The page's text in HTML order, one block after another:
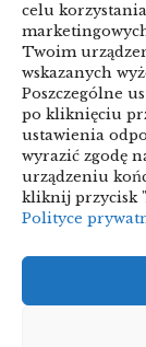
celu
Twoim
wskazanych
Poszczególne
po kliknięciu
ustawienia
wyrazić zgodę
urządzeniu
kliknij przycisk
Polityce
Biznes &
Edukacja
Zdrowie
Polityka